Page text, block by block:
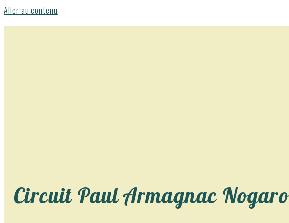
Aller au contenu
Circuit Paul Armagnac Nogaro